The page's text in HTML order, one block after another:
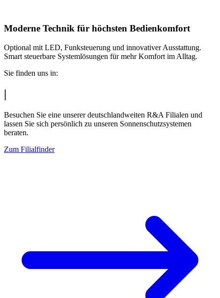
Moderne Technik für höchsten Bedienkomfort
Optional mit LED, Funksteuerung und innovativer Ausstattung.
Smart steuerbare Systemlösungen für mehr Komfort im Alltag.
Sie finden uns in:
|
Besuchen Sie eine unserer deutschlandweiten R&A Filialen und
lassen Sie sich persönlich zu unseren Sonnenschutzsystemen
beraten.
Zum Filialfinder